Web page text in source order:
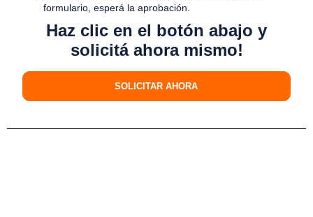
formulario, esperá la aprobación.
Haz clic en el botón abajo y
solicitá ahora mismo!
SOLICITAR AHORA